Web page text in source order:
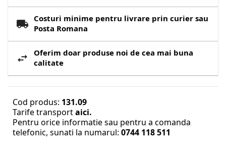
Costuri minime pentru livrare prin curier sau
Posta Romana
Oferim doar produse noi de cea mai buna
calitate
Cod produs: 131.09
Tarife transportaici.
Pentru orice informatie sau pentru a comanda
telefonic, sunati la numarul: 0744 118 511